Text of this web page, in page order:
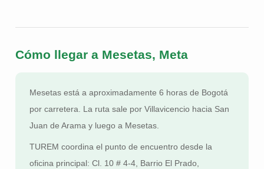
Cómo llegar a Mesetas, Meta
Mesetas está a aproximadamente 6 horas de Bogotá
por carretera. La ruta sale por Villavicencio hacia San
Juan de Arama y luego a Mesetas.
TUREM coordina el punto de encuentro desde la
oficina principal: Cl. 10 # 4-4, Barrio El Prado,